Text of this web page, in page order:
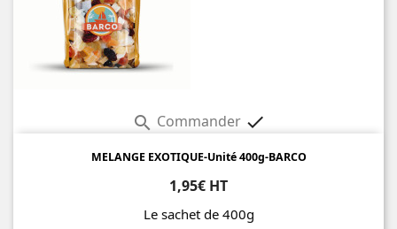
 Commander 
MELANGE EXOTIQUE-Unité 400g-BARCO
1,95€ HT
Le sachet de 400g